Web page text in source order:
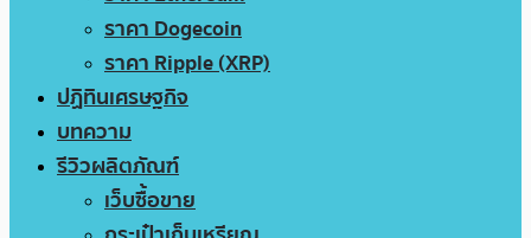
ราคา Dogecoin
ราคา Ripple (XRP)
ปฏิทินเศรษฐกิจ
บทความ
รีวิวผลิตภัณฑ์
เว็บซื้อขาย